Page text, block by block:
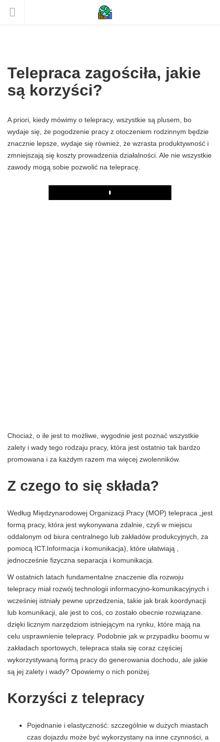
Telepraca zagościła, jakie
są korzyści?
A priori, kiedy mówimy o telepracy, wszystkie są plusem, bo
wydaje się, że pogodzenie pracy z otoczeniem rodzinnym będzie
znacznie lepsze, wydaje się również, że wzrasta produktywność i
zmniejszają się koszty prowadzenia działalności. Ale nie wszystkie
zawody mogą sobie pozwolić na telepracę.
Play
Chociaż, o ile jest to możliwe, wygodnie jest poznać wszystkie
zalety i wady tego rodzaju pracy, która jest ostatnio tak bardzo
promowana i za każdym razem ma więcej zwolenników.
Z czego to się składa?
Według Międzynarodowej Organizacji Pracy (MOP) telepraca „jest
formą pracy, która jest wykonywana zdalnie, czyli w miejscu
oddalonym od biura centralnego lub zakładów produkcyjnych, za
pomocą ICT.Informacja i komunikacja), które ułatwiają ,
jednocześnie fizyczna separacja i komunikacja.
W ostatnich latach fundamentalne znaczenie dla rozwoju
telepracy miał rozwój technologii informacyjno-komunikacyjnych i
wcześniej istniały pewne uprzedzenia, takie jak brak koordynacji
lub komunikacji, ale jest to coś, co zostało obecnie rozwiązane.
dzięki licznym narzędziom istniejącym na rynku, które mają na
celu usprawnienie telepracy. Podobnie jak w przypadku boomu w
zakładach sportowych, telepraca stała się coraz częściej
wykorzystywaną formą pracy do generowania dochodu, ale jakie
są jej zalety i wady? Opowiemy o nich poniżej.
Korzyści z telepracy
Pojednanie i elastyczność: szczególnie w dużych miastach
czas dojazdu może być wykorzystany na inne czynności, a